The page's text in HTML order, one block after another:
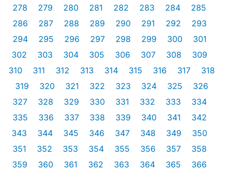
278 279 280 281 282 283 284
285
286
287 288 289 290 291 292
293
294
295 296 297 298 299 300
301
302
303 304 305 306 307 308
309
310
311 312 313 314 315 316 317
318
319
320 321 322 323 324 325
326
327
328 329 330 331 332 333
334
335
336 337 338 339 340 341
342
343
344 345 346 347 348 349
350
351
352 353 354 355 356 357
358
359
360 361 362 363 364 365
366